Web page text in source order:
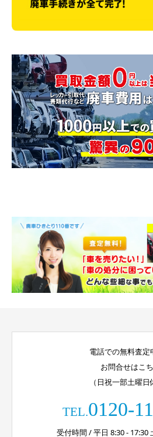
電話での無料査定
お問合せはこ
（日祝一部土曜日
TEL.0120-
受付時間 / 平日 8:30 - 17:30